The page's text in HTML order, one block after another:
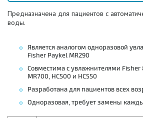
Предназначена для пациентов с
воды.
Является аналогом одноразовой
Fisher Paykel MR290
Совместима с увлажнителями Fisher
MR700, HC500 и HC550
Разработана для пациентов всех
Одноразовая, требует замены